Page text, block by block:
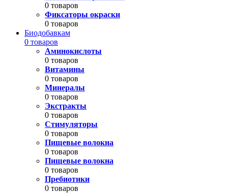
0 товаров
Фиксаторы окраски
0 товаров
Биодобавкам
0 товаров
Аминокислоты
0 товаров
Витамины
0 товаров
Минералы
0 товаров
Экстракты
0 товаров
Стимуляторы
0 товаров
Пищевые волокна
0 товаров
Пищевые волокна
0 товаров
Пребиотики
0 товаров